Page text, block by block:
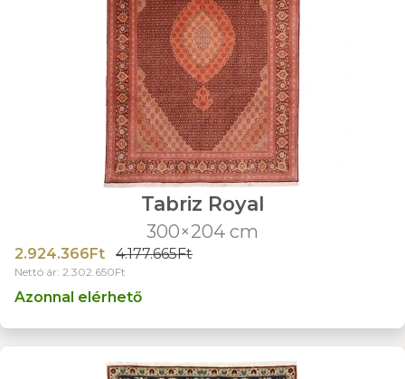
Tabriz Royal
300×204 cm
2.924.366Ft 4.177.665Ft
Nettó ár: 2.302.650Ft
Azonnal elérhető